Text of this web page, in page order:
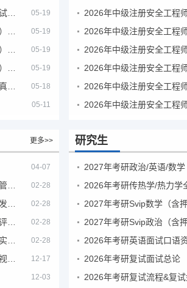
05-19
05-19
05-19
05-19
05-18
05-11
更多>>
04-07
02-28
02-28
02-28
02-28
12-17
12-03
研究生
2026年考研传热学/热力学
2027年考研Svip数学（含押
2027年考研Svip政治（含押
2026年考研英语面试口语
2026年考研复试面试总论
2026年考研复试流程&复